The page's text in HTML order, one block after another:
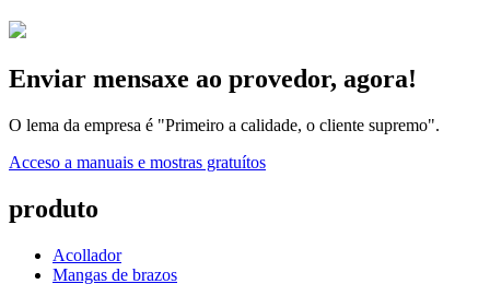
Enviar mensaxe ao provedor, agora!
O lema da empresa é "Primeiro a calidade, o cliente supremo".
Acceso a manuais e mostras gratuítos
produto
Acollador
Mangas de brazos